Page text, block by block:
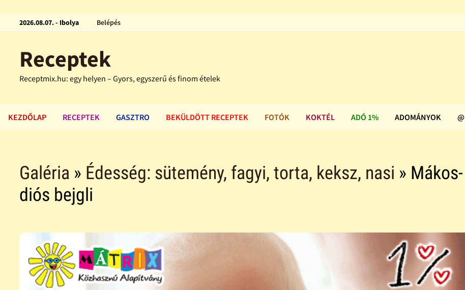
2026.08.07. - Ibolya Belépés
Receptek
Receptmix.hu: egy helyen – Gyors, egyszerű és finom ételek
KEZDŐLAP RECEPTEK GASZTRO BEKÜLDÖTT RECEPTEK FOTÓK KOKTÉL ADÓ 1% ADOMÁNYOK @
Galéria » Édesség: sütemény, fagyi, torta, keksz, nasi » Mákos-
diós bejgli